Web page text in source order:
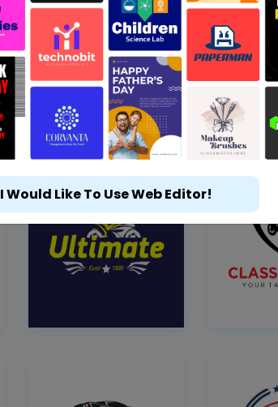
I Would Like To Use Web Editor!